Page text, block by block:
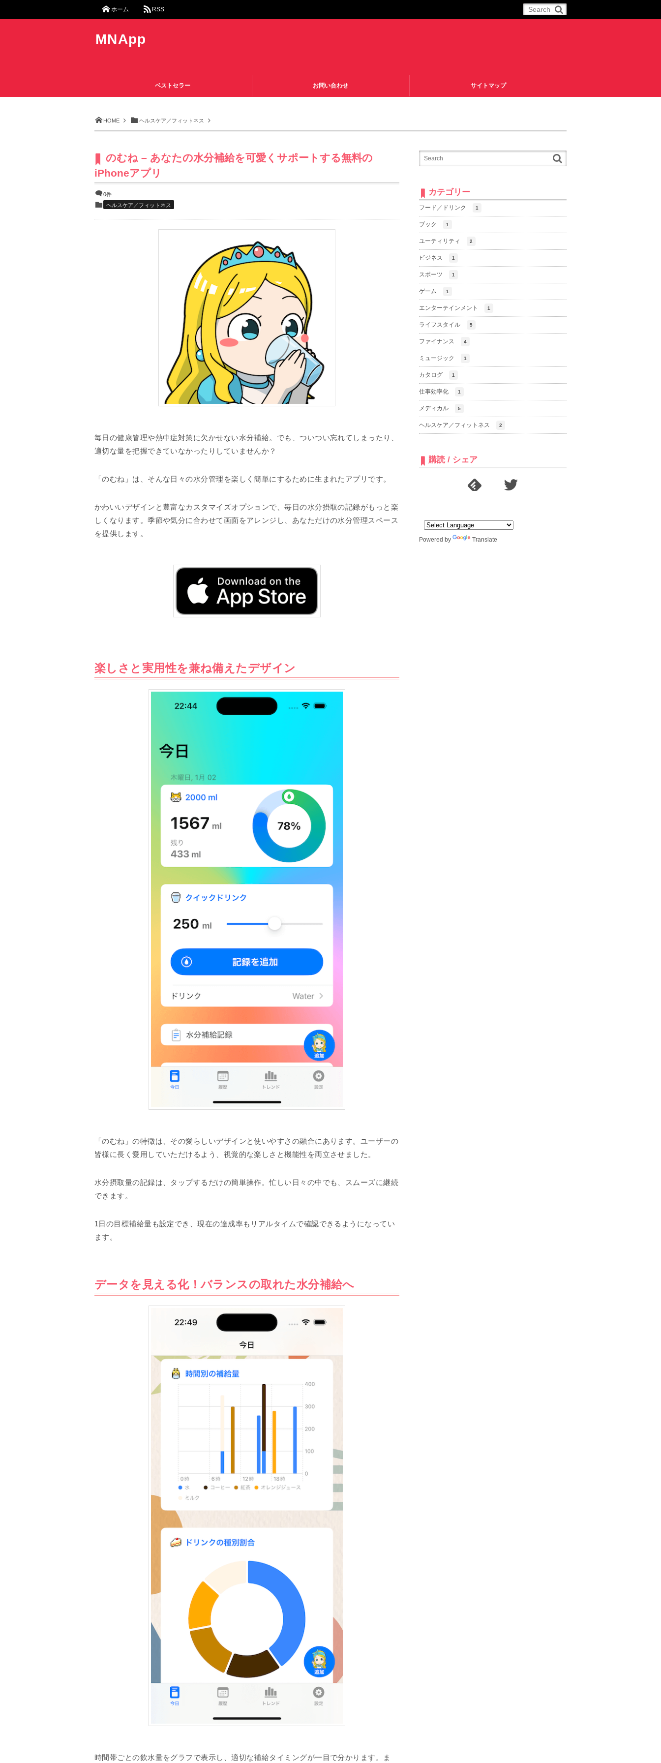
MNApp
HOME ヘルスケア／フィットネス
のむね – あなたの水分補給を可愛くサポートする無料の
iPhoneアプリ
0件
ヘルスケア／フィットネス
毎日の健康管理や熱中症対策に欠かせない水分補給。でも、ついつい忘れてしまったり、
適切な量を把握できていなかったりしていませんか？
「のむね」は、そんな日々の水分管理を楽しく簡単にするために生まれたアプリです。
かわいいデザインと豊富なカスタマイズオプションで、毎日の水分摂取の記録がもっと楽
しくなります。季節や気分に合わせて画面をアレンジし、あなただけの水分管理スペース
を提供します。
楽しさと実用性を兼ね備えたデザイン
「のむね」の特徴は、その愛らしいデザインと使いやすさの融合にあります。ユーザーの
皆様に長く愛用していただけるよう、視覚的な楽しさと機能性を両立させました。
水分摂取量の記録は、タップするだけの簡単操作。忙しい日々の中でも、スムーズに継続
できます。
1日の目標補給量も設定でき、現在の達成率もリアルタイムで確認できるようになってい
ます。
データを見える化！バランスの取れた水分補給へ
時間帯ごとの飲水量をグラフで表示し、適切な補給タイミングが一目で分かります。ま
カテゴリー
フード／ドリンク 1
ブック 1
ユーティリティ 2
ビジネス 1
スポーツ 1
ゲーム 1
エンターテインメント 1
ライフスタイル 5
ファイナンス 4
ミュージック 1
カタログ 1
仕事効率化 1
メディカル 5
ヘルスケア／フィットネス 2
購読 / シェア
Powered by Translate
ホーム RSS
ベストセラー お問い合わせ サイトマップ